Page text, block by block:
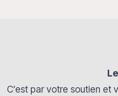
C’est par votre soutien